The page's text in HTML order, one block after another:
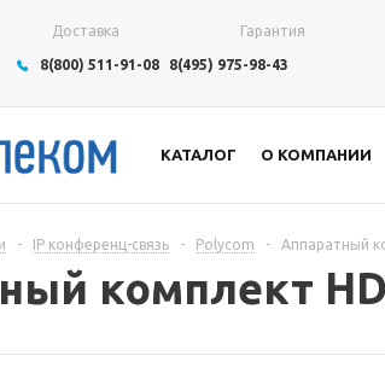
Доставка Гарантия
8(800) 511-91-08 8(495) 975-98-43
КАТАЛОГ О КОМПАНИИ
- IP конференц-связь - Polycom - Аппаратный
комплект